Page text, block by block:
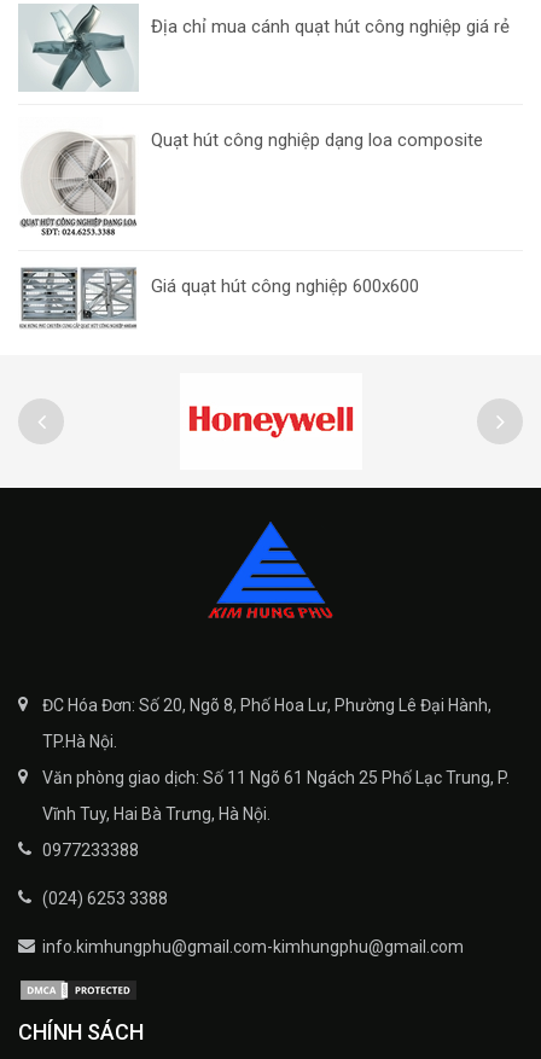
Địa chỉ mua cánh quạt hút công nghiệp giá rẻ
Quạt hút công nghiệp dạng loa composite
Giá quạt hút công nghiệp 600x600
ĐC Hóa Đơn: Số 20, Ngõ 8, Phố Hoa Lư, Phường Lê Đại Hành,
TP.Hà Nội.
Văn phòng giao dịch: Số 11 Ngõ 61 Ngách 25 Phố Lạc Trung, P.
Vĩnh Tuy, Hai Bà Trưng, Hà Nội.
0977233388
(024) 6253 3388
info.kimhungphu@gmail.com-kimhungphu@gmail.com
CHÍNH SÁCH